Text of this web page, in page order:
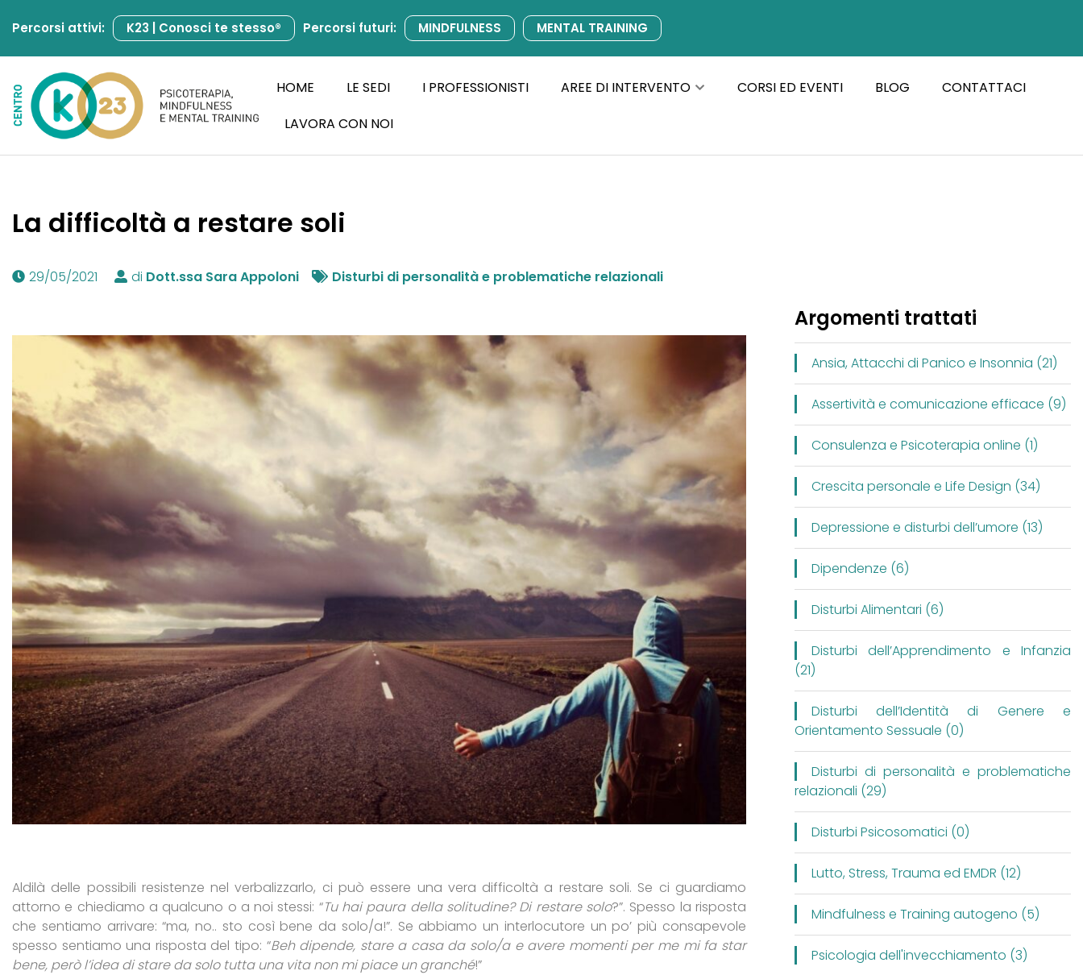
al
contenuto
Percorsi attivi: K23 | Conosci te stesso® Percorsi futuri: MINDFULNESS MENTAL TRAINING
HOME LE SEDI I PROFESSIONISTI AREE DI INTERVENTO CORSI ED EVENTI BLOG
CONTATTACI
LAVORA CON NOI
La difficoltà a restare soli
29/05/2021 di Dott.ssa Sara Appoloni Disturbi di personalità e problematiche relazionali
Aldilà delle possibili resistenze nel verbalizzarlo, ci può essere una vera difficoltà a restare soli. Se ci guardiamo
attorno e chiediamo a qualcuno o a noi stessi: “Tu hai paura della solitudine? Di restare solo?”. Spesso la risposta
che sentiamo arrivare: “ma, no.. sto così bene da solo/a!”. Se abbiamo un interlocutore un po’ più consapevole
spesso sentiamo una risposta del tipo: “Beh dipende, stare a casa da solo/a e avere momenti per me mi fa star
bene, però l’idea di stare da solo tutta una vita non mi piace un granché!”
Argomenti trattati
Ansia, Attacchi di Panico e Insonnia (21)
Assertività e comunicazione efficace (9)
Consulenza e Psicoterapia online (1)
Crescita personale e Life Design (34)
Depressione e disturbi dell’umore (13)
Dipendenze (6)
Disturbi Alimentari (6)
Disturbi dell’Apprendimento e Infanzia
(21)
Disturbi dell’Identità di Genere e
Orientamento Sessuale (0)
Disturbi di personalità e problematiche
relazionali (29)
Disturbi Psicosomatici (0)
Lutto, Stress, Trauma ed EMDR (12)
Mindfulness e Training autogeno (5)
Psicologia dell'invecchiamento (3)